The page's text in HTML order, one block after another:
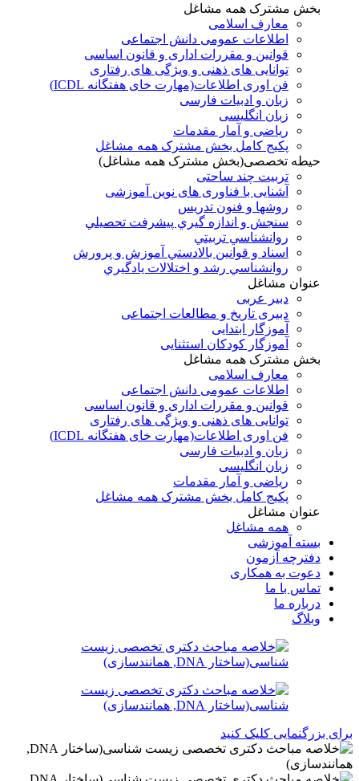
بخش مشترک همه مشاغل
معارف اسلامی
اطلاعات عمومی دانش اجتماعی
قوانین و مقررات اداری و قانون اساسی
توانایی های ذهنی و ویژگی های رفتاری
فن اوری اطلاعات(مهارت خای هفتگانه ICDL)
زبان و ادبیات فارسی
زبان انگلیسی
ریاضی و آمار مقدمات
پکیج کامل بخش مشترک همه مشاغل
حیطه تخصصی(بخش مشترک همه مشاغل)
تربیت چند ساحتی
آشنایی با فناوری های نوین آموزشی
روشها و فنون تدريس
سنجش و اندازه گيري پيشرفت تحصيلي
روانشناسي تربيتي
اسناد و قوانين بالادستي آموزش و پرورش
روانشناسي رشد و اختلالات يادگيري
عنوان مشاغل
دبير عربی
دبیری تاریخ و مطالعات اجتماعی
آموزگار ابتدایی
آموزگار کودکان استثنایی
بخش مشترک همه مشاغل
معارف اسلامی
اطلاعات عمومی دانش اجتماعی
قوانین و مقررات اداری و قانون اساسی
توانایی های ذهنی و ویژگی های رفتاری
فن اوری اطلاعات(مهارت خای هفتگانه ICDL)
زبان و ادبیات فارسی
زبان انگلیسی
ریاضی و آمار مقدمات
پکیج کامل بخش مشترک همه مشاغل
عنوان مشاغل
همه مشاغل
بسته آموزشی
دفترچه آزمون
دعوت به همکاری
تماس با ما
درباره ما
وبلاگ
برای بزرگنمایی کلیک کنید